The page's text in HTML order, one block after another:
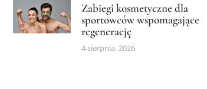
Zabiegi kosmetyczne dla
sportowców wspomagające
regenerację
4 sierpnia, 2026